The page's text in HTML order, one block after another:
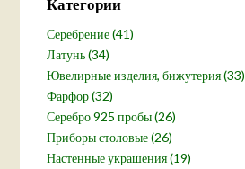
Серебрение (41)
Латунь (34)
Ювелирные изделия, бижутерия (33)
Фарфор (32)
Серебро 925 пробы (26)
Приборы столовые (26)
Настенные украшения (19)